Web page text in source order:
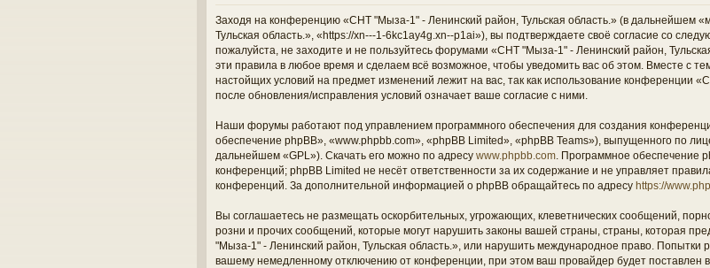
Заходя на конференцию «СНТ "Мыза-1" - Ленинский район, Тульская область.» (в дальнейшем
Тульская область.», «https://xn---1-6kc1ay4g.xn--p1ai»), вы подтверждаете своё согласие со
пожалуйста, не заходите и не пользуйтесь форумами «СНТ "Мыза-1" - Ленинский район,
эти правила в любое время и сделаем всё возможное, чтобы уведомить вас об этом. Вместе с
настойщих условий на предмет изменений лежит на вас, так как использование конференции
после обновления/исправления условий означает ваше согласие с ними.
Наши форумы работают под управлением программного обеспечения для создания
обеспечение phpBB», «www.phpbb.com», «phpBB Limited», «phpBB Teams»), выпущенного по
дальнейшем «GPL»). Скачать его можно по адресу www.phpbb.com . Программное обеспечение
конференций; phpBB Limited не несёт ответственности за их содержание и не управляет
конференций. За дополнительной информацией о phpBB обращайтесь по адресу https://
Вы соглашаетесь не размещать оскорбительных, угрожающих, клеветнических сообщений,
розни и прочих сообщений, которые могут нарушить законы вашей страны, страны, которая
"Мыза-1" - Ленинский район, Тульская область.», или нарушить международное право. Попытки
вашему немедленному отключению от конференции, при этом ваш провайдер будет поставлен